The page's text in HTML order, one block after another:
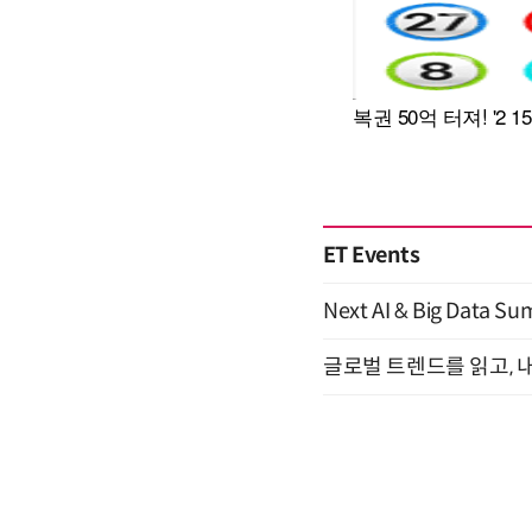
ET Events
Next AI & Big Data
글로벌 트렌드를 읽고,